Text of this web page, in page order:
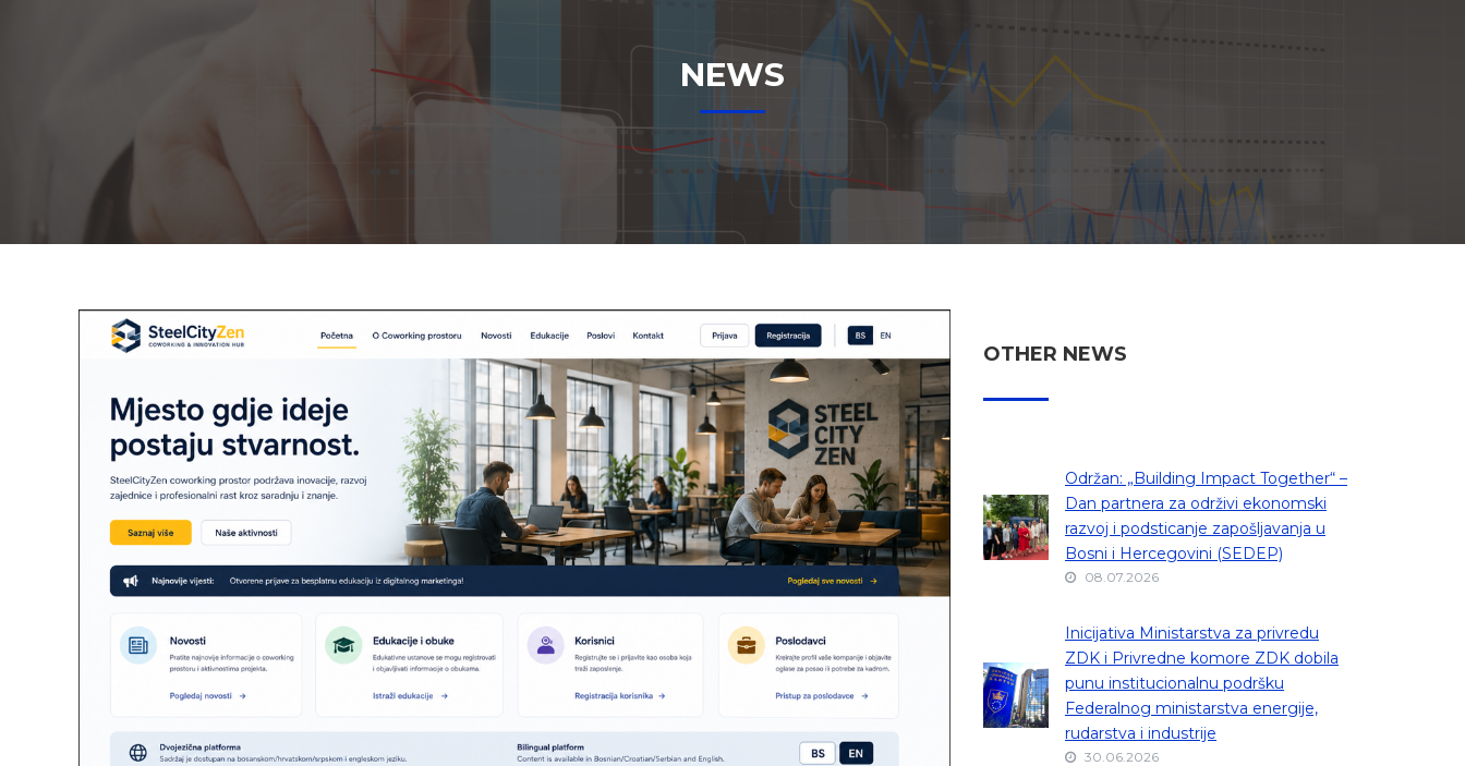
NEWS
OTHER NEWS
Održan: „Building Impact Together“ –
Dan partnera za održivi ekonomski
razvoj i podsticanje zapošljavanja u
Bosni i Hercegovini (SEDEP)
08.07.2026
Inicijativa Ministarstva za privredu
ZDK i Privredne komore ZDK dobila
punu institucionalnu podršku
Federalnog ministarstva energije,
rudarstva i industrije
30.06.2026